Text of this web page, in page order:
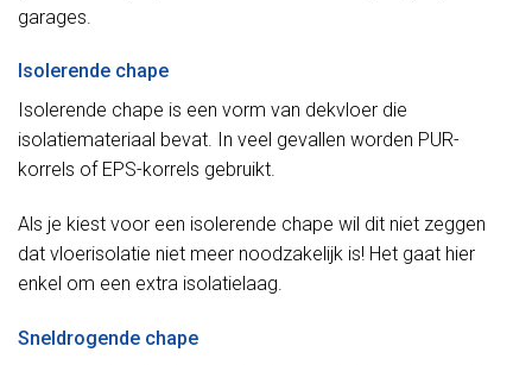
garages.
Isolerende chape
Isolerende chape is een vorm van dekvloer die
isolatiemateriaal bevat. In veel gevallen worden PUR-
korrels of EPS-korrels gebruikt.
Als je kiest voor een isolerende chape wil dit niet zeggen
dat vloerisolatie niet meer noodzakelijk is! Het gaat hier
enkel om een extra isolatielaag.
Sneldrogende chape